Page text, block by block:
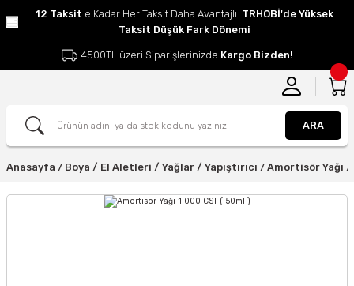
12 Taksit e Kadar Her Taksit Daha Avantajlı. TRHOBİ'de Yüksek
Taksit Düşük Fark Dönemi
4500TL üzeri Siparişlerinizde Kargo Bizden!
ARA
Anasayfa Boya / El Aletleri / Yağlar / Yapıştırıcı Amortisör Yağı